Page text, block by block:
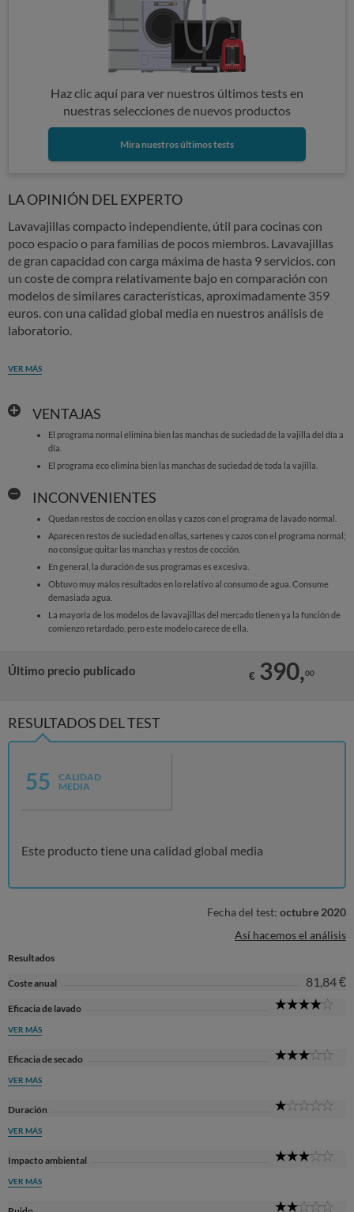
Haz clic aquí para ver nuestros últimos tests en
nuestras selecciones de nuevos productos
Mira nuestros últimos tests
LA OPINIÓN DEL EXPERTO
Lavavajillas compacto independiente, útil para cocinas con
poco espacio o para familias de pocos miembros. Lavavajillas
de gran capacidad con carga máxima de hasta 9 servicios. con
un coste de compra relativamente bajo en comparación con
modelos de similares características, aproximadamente 359
euros. con una calidad global media en nuestros análisis de
laboratorio.
VER MÁS
VENTAJAS
El programa normal elimina bien las manchas de suciedad de la vajilla del día a
día.
El programa eco elimina bien las manchas de suciedad de toda la vajilla.
INCONVENIENTES
Quedan restos de coccion en ollas y cazos con el programa de lavado normal.
Aparecen restos de suciedad en ollas, sartenes y cazos con el programa normal;
no consigue quitar las manchas y restos de cocción.
En general, la duración de sus programas es excesiva.
Obtuvo muy malos resultados en lo relativo al consumo de agua. Consume
demasiada agua.
La mayoría de los modelos de lavavajillas del mercado tienen ya la función de
comienzo retardado, pero este modelo carece de ella.
Último precio publicado € 390,00
RESULTADOS DEL TEST
55
CALIDAD
MEDIA
Este producto tiene una calidad global media
Fecha del test: octubre 2020
Así hacemos el análisis
Resultados
Coste anual 81,84 €
Eficacia de lavado
VER MÁS
Eficacia de secado
VER MÁS
Duración
VER MÁS
Impacto ambiental
VER MÁS